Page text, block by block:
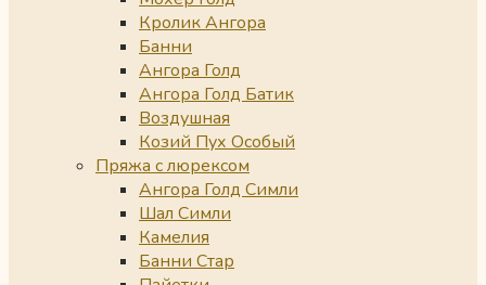
Кролик Ангора
Банни
Ангора Голд
Ангора Голд Батик
Воздушная
Козий Пух Особый
Пряжа с люрексом
Ангора Голд Симли
Шал Симли
Камелия
Банни Стар